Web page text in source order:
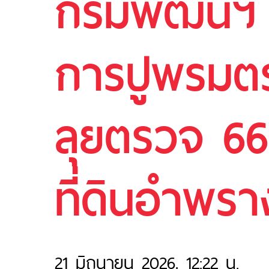
การปูพรม
ลุยตรวจ
ที่ดินอำพร
21 มิถุนายน 2026, 12:22 น.